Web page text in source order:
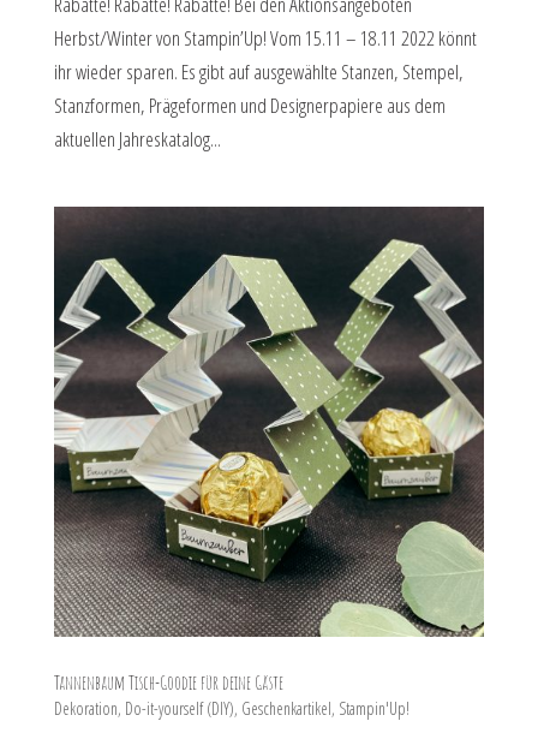
Herbst/Winter von Stampin’Up! Vom 15.11 – 18.11 2022 könnt
ihr wieder sparen. Es gibt auf ausgewählte Stanzen, Stempel,
Stanzformen, Prägeformen und Designerpapiere aus dem
aktuellen Jahreskatalog...
Tannenbaum Tisch-Goodie für deine Gäste
Dekoration, Do-it-yourself (DIY), Geschenkartikel, Stampin'Up!